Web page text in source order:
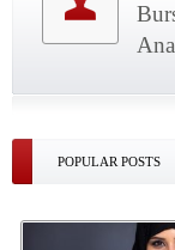
POPULAR POSTS